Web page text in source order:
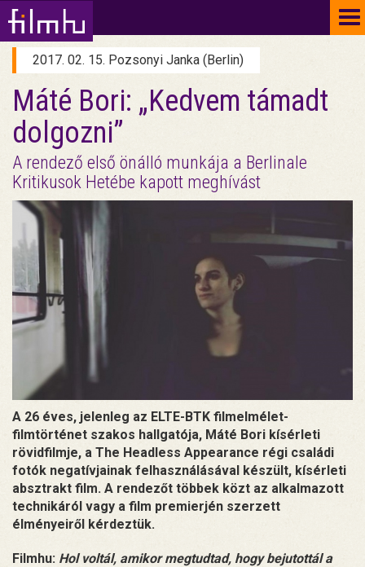
2017. 02. 15. Pozsonyi Janka (Berlin)
Máté Bori: „Kedvem támadt
dolgozni”
A rendező első önálló munkája a Berlinale
Kritikusok Hetébe kapott meghívást
A 26 éves, jelenleg az ELTE-BTK filmelmélet-
filmtörténet szakos hallgatója, Máté Bori kísérleti
rövidfilmje, a The Headless Appearance régi családi
fotók negatívjainak felhasználásával készült, kísérleti
absztrakt film. A rendezőt többek közt az alkalmazott
technikáról vagy a film premierjén szerzett
élményeiről kérdeztük.
Filmhu: Hol voltál, amikor megtudtad, hogy bejutottál a